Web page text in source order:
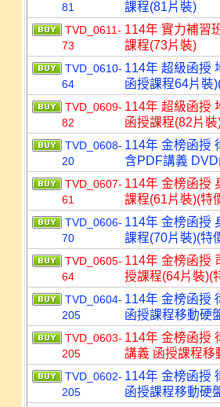
81
課程(81片裝)
TVD_0611-
73
114年 實力補習
課程(73片裝)
TVD_0610-
64
114年 超級函授
函授課程64片裝
TVD_0609-
82
114年 超級函授
函授課程(82片
TVD_0608-
20
114年 金榜函授
含PDF講義
TVD_0607-
61
114年 金榜函授
課程(61片裝)(特
TVD_0606-
70
114年 金榜函授
課程(70片裝)(特
TVD_0605-
64
114年 金榜函授
授課程(64片裝)(
TVD_0604-
205
114年 金榜函授
函授課程移動硬
TVD_0603-
205
114年 金榜函授
講義 函授課程移
TVD_0602-
205
114年 金榜函授
函授課程移動硬